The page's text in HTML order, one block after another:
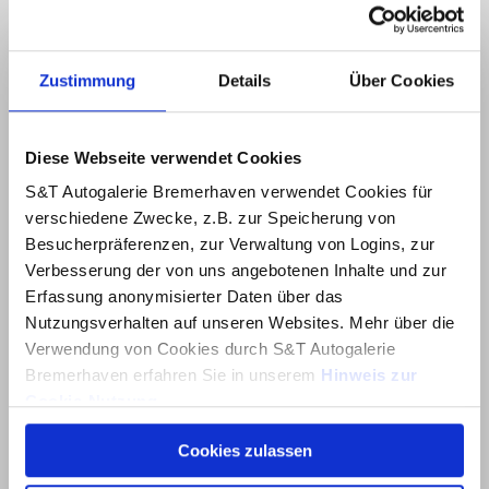
Zustimmung Details Über Cookies
Diese Webseite verwendet Cookies
S&T Autogalerie Bremerhaven verwendet Cookies für
verschiedene Zwecke, z.B. zur Speicherung von
Besucherpräferenzen, zur Verwaltung von Logins, zur
Verbesserung der von uns angebotenen Inhalte und zur
Erfassung anonymisierter Daten über das
Nutzungsverhalten auf unseren Websites. Mehr über die
Verwendung von Cookies durch S&T Autogalerie
Bremerhaven erfahren Sie in unserem Hinweis zur
Über dieses Banner können Sie auswählen, welche
Cookies von dieser Website Sie akzeptieren möchten.
Cookies zulassen